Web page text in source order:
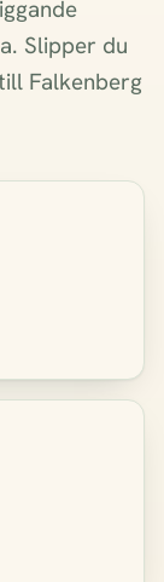
Slipper du
Falkenberg